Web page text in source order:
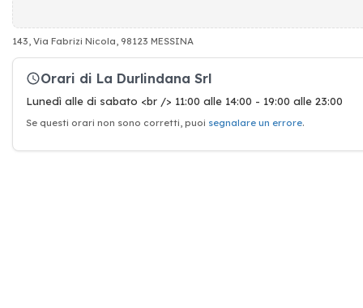
143, Via Fabrizi Nicola, 98123 MESSINA
Orari di La Durlindana Srl
Lunedì alle di sabato <br /> 11:00 alle 14:00 - 19:00 alle 23:00
Se questi orari non sono corretti, puoi segnalare un errore.